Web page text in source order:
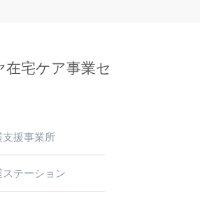
在宅ケア事業セ
支援事業所
テーション